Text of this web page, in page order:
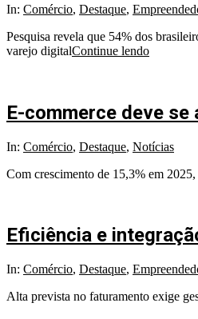
2026-
03
In: Comércio, Destaque,
Pesquisa revela que 54% dos
varejo digitalContinue lendo
E-commerce deve se
2026-
18
In: Comércio, Destaque, Notícias
Com crescimento de 15,3% em
Eficiência e
2025-
26
In: Comércio, Destaque,
Alta prevista no faturamento exige